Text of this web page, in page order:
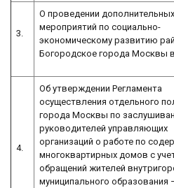
3.
О проведении дополнительных
мероприятий по социально-
экономическому развитию
Богородское города Москвы в
4.
Об утверждении Регламента
осуществления отдельного
города Москвы по
руководителей управляющих
организаций о работе по
многоквартирных домов с
обращений жителей
муниципального образования